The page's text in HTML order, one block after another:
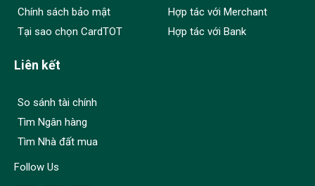
Chính sách bảo mật
Tại sao chọn CardTOT
Hợp tác với Merchant
Hợp tác với Bank
Liên kết
So sánh tài chính
Tìm Ngân hàng
Tìm Nhà đất mua
Follow Us